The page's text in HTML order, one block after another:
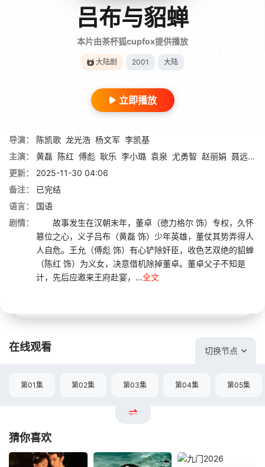
吕布与貂蝉
本片由茶杯狐cupfox提供播放
大陆剧 2001 大陆
立即播放
导演： 陈凯歌 龙光浩 杨文军 李凯基
主演：
黄磊 陈红 傅彪 耿乐 李小璐 袁泉 尤勇智 赵丽娟 聂远 保
更新：
2025-11-30 04:06
备注：
已完结
语言：
国语
剧情：
故事发生在汉朝末年，董卓（徳力格尔 饰）专权，久怀
簒位之心，义子吕布（黄磊 饰）少年英雄，董仗其势弄得人
人自危。王允（傅彪 饰）有心铲除奸臣，收色艺双绝的貂蝉
（陈红 饰）为义女，决意借机除掉董卓。董卓父子不知是
计，先后应邀来王府赴宴，...全文
在线观看 切换节点
第01集 第02集 第03集 第04集 第05集
猜你喜欢